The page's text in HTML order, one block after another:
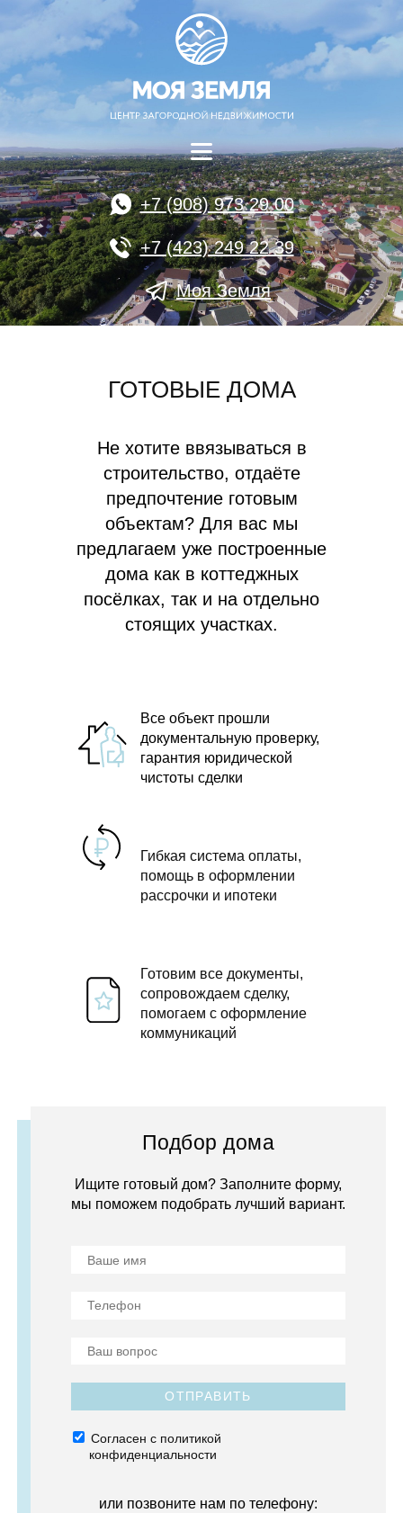
+7 (908) 973 29 00
+7 (423) 249 22 39
Моя Земля
ГОТОВЫЕ ДОМА
Не хотите ввязываться в
строительство, отдаёте
предпочтение готовым
объектам? Для вас мы
предлагаем уже построенные
дома как в коттеджных
посёлках, так и на отдельно
стоящих участках.
Все объект прошли
документальную проверку,
гарантия юридической
чистоты сделки
Гибкая система оплаты,
помощь в оформлении
рассрочки и ипотеки
Готовим все документы,
сопровождаем сделку,
помогаем с оформление
коммуникаций
Подбор дома
Ищите готовый дом? Заполните форму,
мы поможем подобрать лучший вариант.
ОТПРАВИТЬ
Согласен с политикой
конфиденциальности
или позвоните нам по телефону: